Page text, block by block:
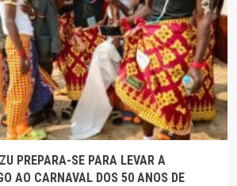
PREPARA-SE PARA LEVAR A
AO CARNAVAL DOS 50 ANOS DE